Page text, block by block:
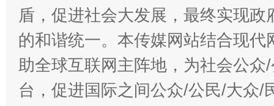
盾，促进社会大发展，最终实现
的和谐统一。本传媒网站结合现
助全球互联网主阵地，为社会公
台，促进国际之间公众/公民/大众/